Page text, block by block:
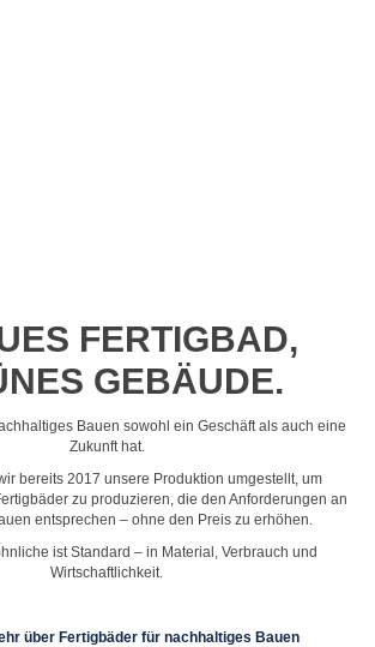
FERTIGBAD,
GEBÄUDE.
Bauen sowohl ein Geschäft als auch eine
Zukunft hat.
bereits 2017 unsere Produktion umgestellt, um
zu produzieren, die den Anforderungen an
entsprechen – ohne den Preis zu erhöhen.
ist Standard – in Material, Verbrauch und
Wirtschaftlichkeit.
über Fertigbäder für nachhaltiges Bauen